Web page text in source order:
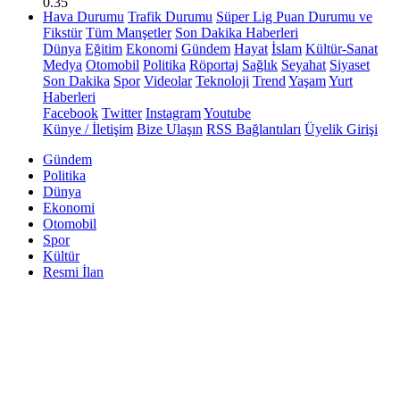
Hava Durumu Trafik Durumu Süper Lig Puan Durumu ve
Fikstür Tüm Manşetler Son Dakika Haberleri
Dünya Eğitim Ekonomi Gündem Hayat İslam Kültür-Sanat
Medya Otomobil Politika Röportaj Sağlık Seyahat Siyaset
Son Dakika Spor Videolar Teknoloji Trend YaşamYurt
Haberleri
Facebook Twitter InstagramYoutube
Künye / İletişim Bize Ulaşın RSS Bağlantıları Üyelik Girişi
Gündem
Politika
Dünya
Ekonomi
Otomobil
Spor
Kültür
Resmi İlan